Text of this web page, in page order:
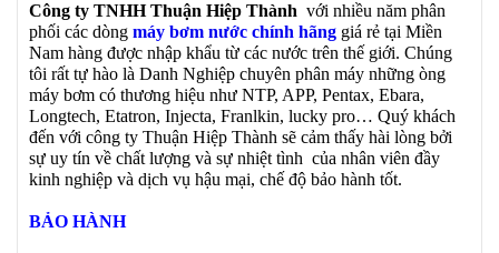
Công ty TNHH Thuận Hiệp Thành với nhiều năm phân
phối các dòng máy bơm nước chính hãng giá rẻ tại Miền
Nam hàng được nhập khẩu từ các nước trên thế giới. Chúng
tôi rất tự hào là Danh Nghiệp chuyên phân máy những òng
máy bơm có thương hiệu như NTP, APP, Pentax, Ebara,
Longtech, Etatron, Injecta, Franlkin, lucky pro… Quý khách
đến với công ty Thuận Hiệp Thành sẽ cảm thấy hài lòng bởi
sự uy tín về chất lượng và sự nhiệt tình của nhân viên đầy
kinh nghiệp và dịch vụ hậu mại, chế độ bảo hành tốt.
BẢO HÀNH